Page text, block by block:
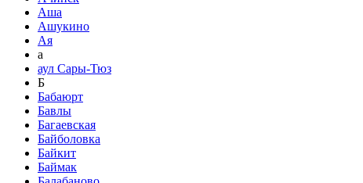
Аша
Ашукино
Ая
а
аул Сары-Тюз
Б
Бабаюрт
Бавлы
Багаевская
Байболовка
Байкит
Баймак